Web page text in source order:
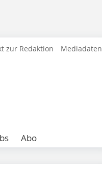
zur Redaktion Mediadaten
Abo